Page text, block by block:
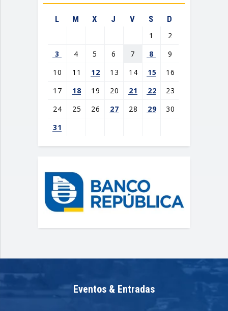
L M X J V S D
1
2
3
4 5 6 7 8
9
10
11 12 13 14 15
16
17
18 19 20 21 22
23
24
25 26 27 28 29
30
31
Eventos & Entradas